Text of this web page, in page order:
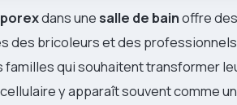
dans unesalle de bainoffre
des bricoleurs et des
familles qui souhaitent transformer
y apparaît souvent comme